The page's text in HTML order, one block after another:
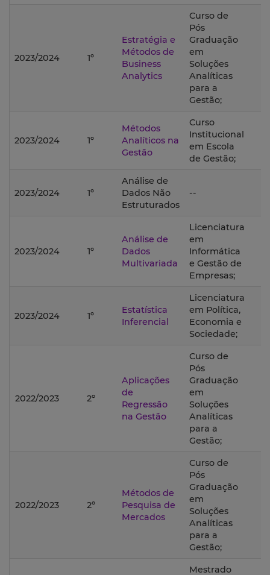
2023/2024 1º
Estratégia e
Métodos de
Business
Analytics
Curso de
Pós
Graduação
em
Soluções
Analíticas
para a
Gestão;
2023/2024 1º
Métodos
Analíticos na
Gestão
Curso
Institucional
em Escola
de Gestão;
2023/2024 1º
Análise de
Dados Não
Estruturados
--
2023/2024 1º
Análise de
Dados
Multivariada
Licenciatura
em
Informática
e Gestão de
Empresas;
2023/2024 1º
Estatística
Inferencial
Licenciatura
em Política,
Economia e
Sociedade;
2022/2023 2º
Aplicações
de
Regressão
na Gestão
Curso de
Pós
Graduação
em
Soluções
Analíticas
para a
Gestão;
2022/2023 2º
Métodos de
Pesquisa de
Mercados
Curso de
Pós
Graduação
em
Soluções
Analíticas
para a
Gestão;
Mestrado